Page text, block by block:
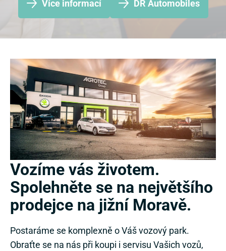
Více informací DR Automobiles
Vozíme vás životem.
Spolehněte se na největšího
prodejce na jižní Moravě.
Postaráme se komplexně o Váš vozový park.
Obraťte se na nás při koupi i servisu Vašich vozů,